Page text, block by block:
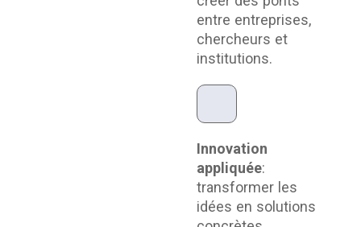
entre entreprises,
chercheurs et
institutions.
Innovation
appliquée:
transformer les
idées en solutions